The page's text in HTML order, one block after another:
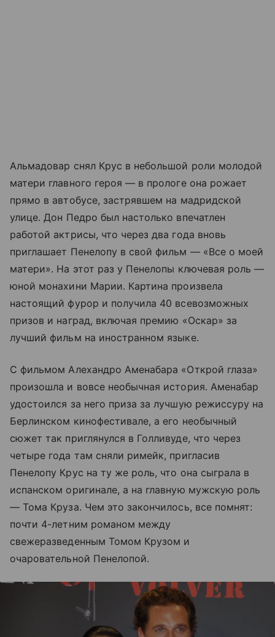
Альмадовар снял Крус в небольшой роли молодой
матери главного героя — в прологе она рожает
прямо в автобусе, застрявшем на мадридской
улице. Дон Педро был настолько впечатлен
работой актрисы, что через два года вновь
приглашает Пенелопу в свой фильм — «Все о моей
матери». На этот раз у Пенелопы ключевая роль —
юной монахини Марии. Картина произвела
настоящий фурор и получила 40 всевозможных
призов и наград, включая премию «Оскар» за
лучший фильм на иностранном языке.
С фильмом Алехандро Аменабара «Открой глаза»
произошла и вовсе необычная история. Аменабар
удостоился за него приза за лучшую режиссуру на
Берлинском кинофестивале, а его необычный
сюжет так приглянулся в Голливуде, что через
четыре года там сняли римейк, пригласив
Пенелопу Крус на ту же роль, что она сыграла в
испанском оригинале, а на главную мужскую роль
— Тома Круза. Чем это закончилось, все помнят:
почти 4-летним романом между
свежеразведенным Томом Крузом и
очаровательной Пенелопой.